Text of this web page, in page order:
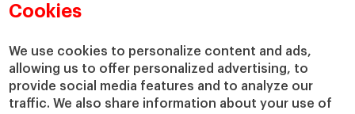
Cookies
We use cookies to personalize content and ads,
allowing us to offer personalized advertising, to
provide social media features and to analyze our
traffic. We also share information about your use of
Departamentos académicos
Cátedras
IESE Insight
IESE Publishing
Nuestro impacto
Colabora con el IESE
Servicios